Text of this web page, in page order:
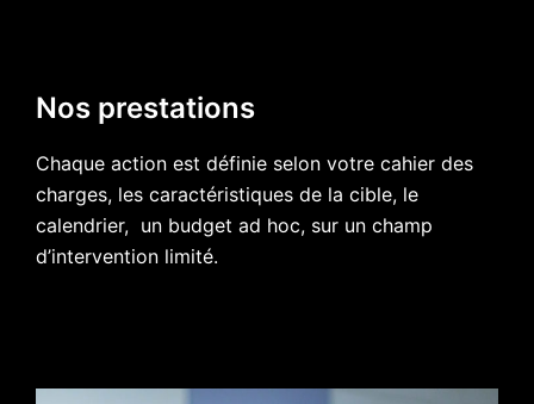
Nos prestations
Chaque action est définie selon votre cahier des
charges, les caractéristiques de la cible, le
calendrier, un budget ad hoc, sur un champ
d’intervention limité.